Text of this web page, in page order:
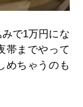
で1万円にな
帯までやって
めちゃうのも